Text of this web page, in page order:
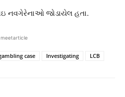
નવગેરેનાઓ જોડાયેલ હતા.
meetarticle
case Investigating LCB